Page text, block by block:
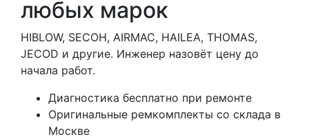
любых марок
HIBLOW, SECOH, AIRMAC, HAILEA, THOMAS,
JECOD и другие. Инженер назовёт цену до
начала работ.
Диагностика бесплатно при ремонте
Оригинальные ремкомплекты со склада в
Москве